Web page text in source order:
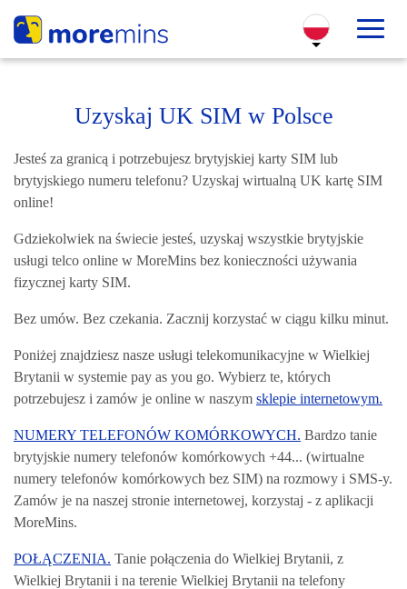
Uzyskaj UK SIM w Polsce
Jesteś za granicą i potrzebujesz brytyjskiej karty SIM lub
brytyjskiego numeru telefonu? Uzyskaj wirtualną UK kartę SIM
online!
Gdziekolwiek na świecie jesteś, uzyskaj wszystkie brytyjskie
usługi telco online w MoreMins bez konieczności używania
fizycznej karty SIM.
Bez umów. Bez czekania. Zacznij korzystać w ciągu kilku minut.
Poniżej znajdziesz nasze usługi telekomunikacyjne w Wielkiej
Brytanii w systemie pay as you go. Wybierz te, których
potrzebujesz i zamów je online w naszym sklepie internetowym.
NUMERY TELEFONÓW KOMÓRKOWYCH. Bardzo tanie
brytyjskie numery telefonów komórkowych +44... (wirtualne
numery telefonów komórkowych bez SIM) na rozmowy i SMS-y.
Zamów je na naszej stronie internetowej, korzystaj - z aplikacji
MoreMins.
POŁĄCZENIA. Tanie połączenia do Wielkiej Brytanii, z
Wielkiej Brytanii i na terenie Wielkiej Brytanii na telefony